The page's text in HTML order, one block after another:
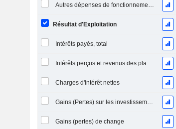
Autres dépenses de fonctionnement, total
Résultat d'Exploitation
Intérêts payés, total
Intérêts perçus et revenus des placements
Charges d'intérêt nettes
Gains (Pertes) sur les investissements en actions
Gains (pertes) de change